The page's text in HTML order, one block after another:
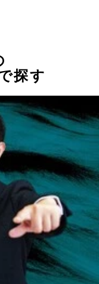
探す